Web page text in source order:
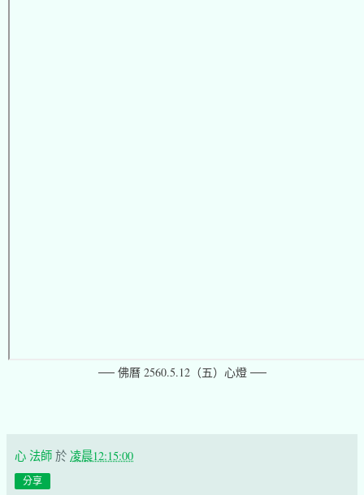
── 佛曆 2560.5.12（五）心燈 ──
心 法師 於 凌晨12:15:00
分享